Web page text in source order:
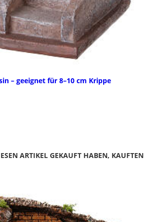
– geeignet für 8–10 cm Krippe
ARTIKEL GEKAUFT HABEN, KAUFTEN